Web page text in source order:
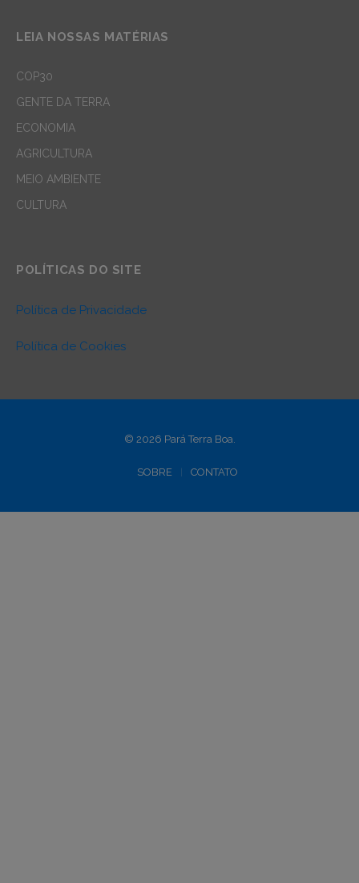
LEIA NOSSAS MATÉRIAS
COP30
GENTE DA TERRA
ECONOMIA
AGRICULTURA
MEIO AMBIENTE
CULTURA
POLÍTICAS DO SITE
Política de Privacidade
Política de Cookies
© 2026 Pará Terra Boa.
SOBRE CONTATO